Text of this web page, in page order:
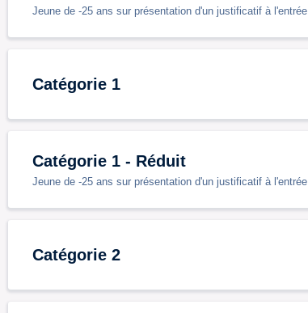
Jeune de -25 ans sur présentation d'un justificatif à l'entrée
Catégorie 1
Catégorie 1 - Réduit
Jeune de -25 ans sur présentation d'un justificatif à l'entrée
Catégorie 2